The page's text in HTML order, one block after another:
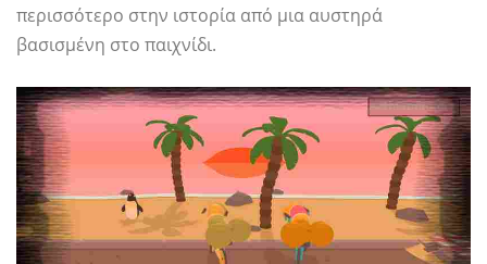
περισσότερο στην ιστορία από μια αυστηρά
βασισμένη στο παιχνίδι.